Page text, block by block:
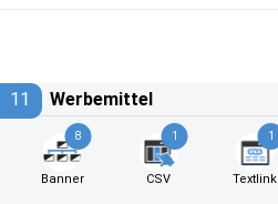
11 Werbemittel
8
Banner
1
CSV
1
Textlink